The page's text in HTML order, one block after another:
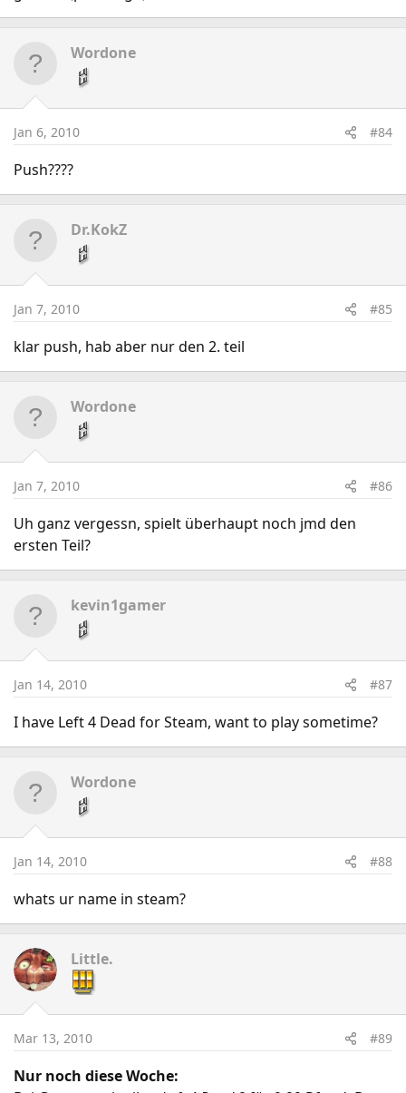
Wordone
Jan 6, 2010 #84
Push????
Dr.KokZ
Jan 7, 2010 #85
klar push, hab aber nur den 2. teil
Wordone
Jan 7, 2010 #86
Uh ganz vergessn, spielt überhaupt noch jmd den
ersten Teil?
kevin1gamer
Jan 14, 2010 #87
I have Left 4 Dead for Steam, want to play sometime?
Wordone
Jan 14, 2010 #88
whats ur name in steam?
Little.
Mar 13, 2010 #89
Nur noch diese Woche: